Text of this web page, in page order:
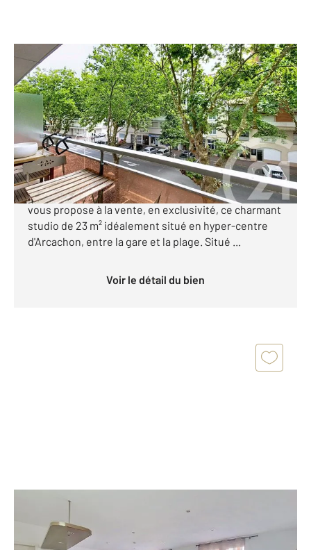
ARCACHON 33
22,81 m2, 1 pièce
Ref : 900
Appartement Studio à vendre
164 000 €
(Studio avec balcon, parking et ascenseur en hyper-
centre d'Arcachon) CENTURY 21 Duprat & Associés
vous propose à la vente, en exclusivité, ce charmant
studio de 23 m² idéalement situé en hyper-centre
d'Arcachon, entre la gare et la plage. Situé ...
Voir le détail du bien
57,50 m , 2 pièces
Ref : 702